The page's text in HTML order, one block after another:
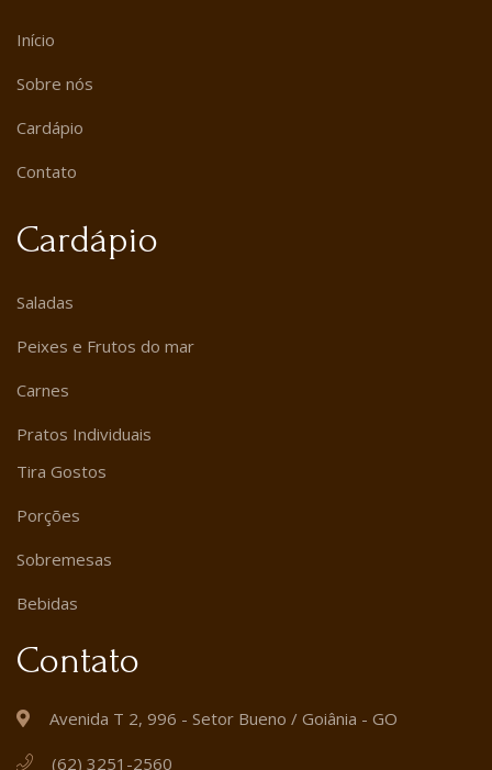
Início
Sobre nós
Cardápio
Contato
Cardápio
Saladas
Peixes e Frutos do mar
Carnes
Pratos Individuais
Tira Gostos
Porções
Sobremesas
Bebidas
Contato
Avenida T 2, 996 - Setor Bueno / Goiânia - GO
(62) 3251-2560